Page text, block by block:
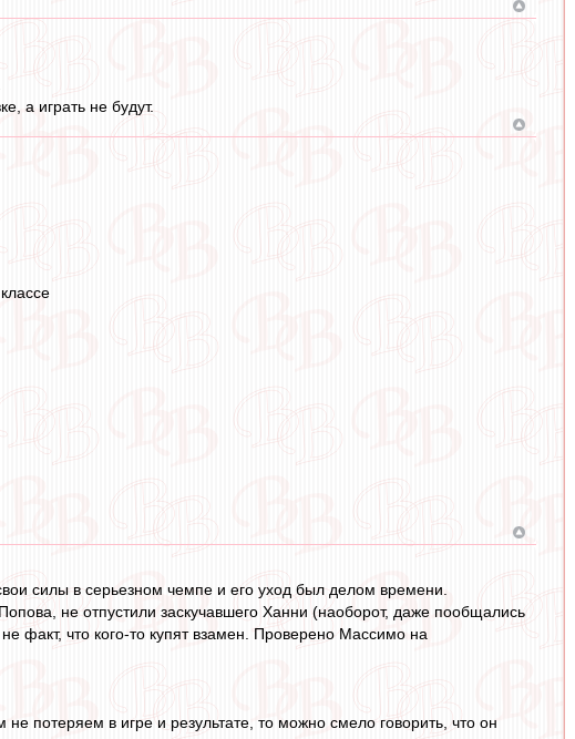
а играть не будут.
силы в серьезном чемпе и его уход был делом времени.
не отпустили заскучавшего Ханни (наоборот, даже пообщались
факт, что кого-то купят взамен. Проверено Массимо на
потеряем в игре и результате, то можно смело говорить, что он